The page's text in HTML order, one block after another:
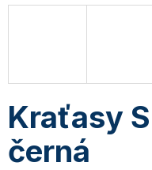
Kraťasy
černá